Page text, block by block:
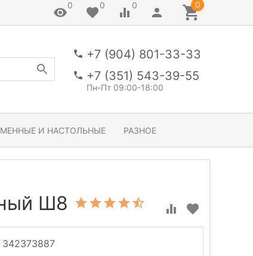
0 0 0 0
+7 (904) 801-33-33
+7 (351) 543-39-55
Пн-Пт 09:00-18:00
И НАСТОЛЬНЫЕ РАЗНОЕ
Ш8
342373887